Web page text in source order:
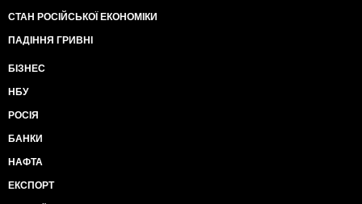
СТАН РОСІЙСЬКОЇ ЕКОНОМІКИ
ПАДІННЯ ГРИВНІ
БІЗНЕС
НБУ
РОСІЯ
БАНКИ
НАФТА
ЕКСПОРТ